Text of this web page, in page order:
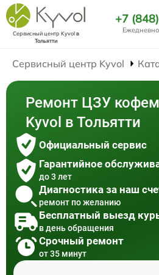
Сервисный центр Kyvolв
Тольятти
+7
Сервисный центр Kyvol
Ремонт ЦЗУ
Kyvol в Тольятти
Официальный сервис
Гарантийное
до 3 лет
Диагностика за наш
ремонт по желанию
Бесплатный выезд
в день обращения
Срочный ремонт
от 35 минут